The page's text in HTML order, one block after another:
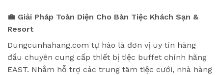
💼 Giải Pháp Toàn Diện Cho Bàn Tiệc Khách Sạn &
Resort
Dungcunhahang.com tự hào là đơn vị uy tín hàng
đầu chuyên cung cấp thiết bị tiệc buffet chính hãng
EAST. Nhằm hỗ trợ các trung tâm tiệc cưới, nhà hàng